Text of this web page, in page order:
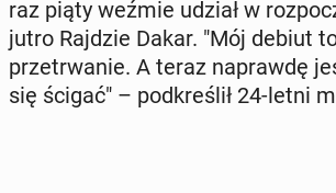
raz piąty weźmie udział w
jutro Rajdzie Dakar. "Mój debiut
prze­trwa­nie. A teraz na­praw­dę
się ścigać" – pod­kre­ślił 24-letni